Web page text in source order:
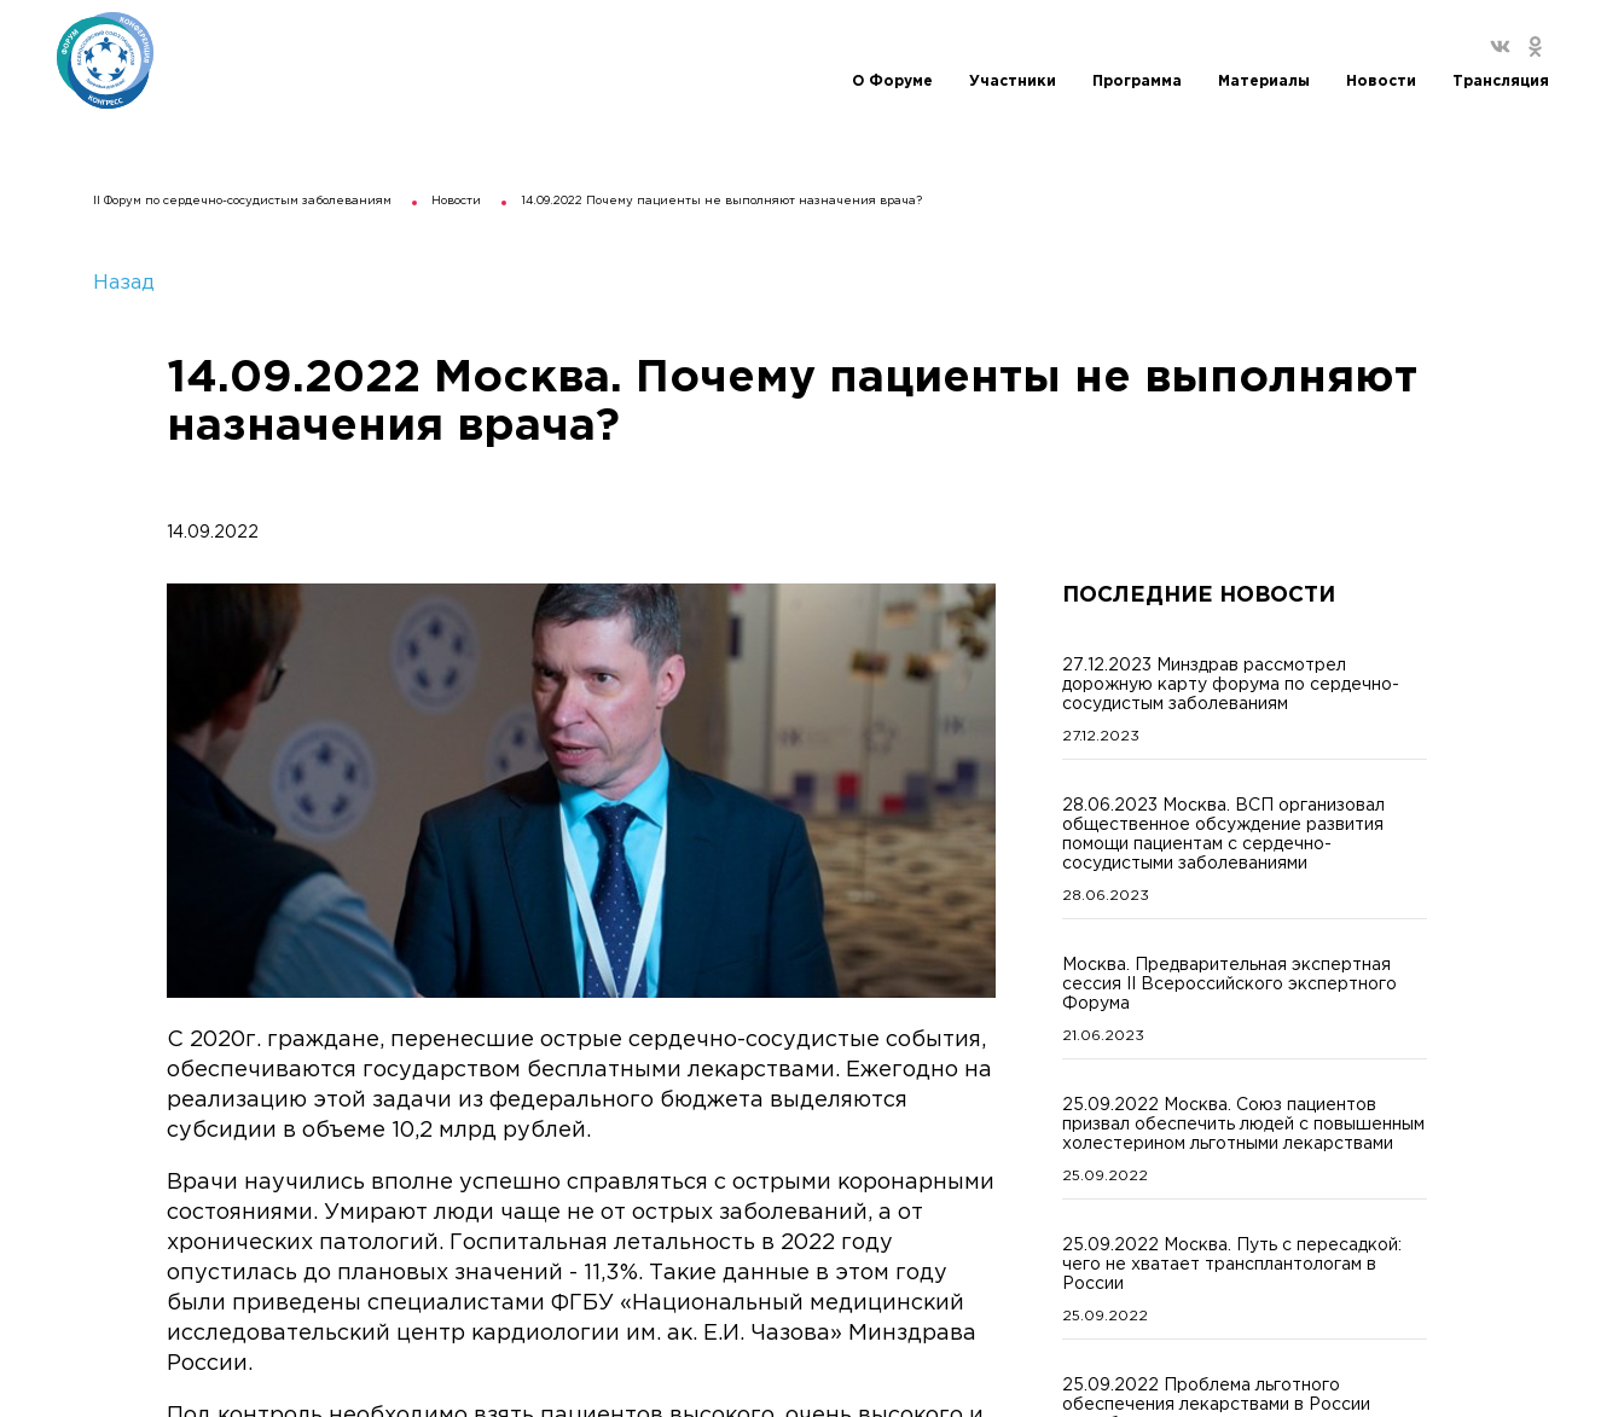
О Форуме Участники Программа Материалы Новости Трансляция
II Форум по сердечно-сосудистым заболеваниям Новости 14.09.2022 Почему пациенты не выполняют назначения врача?
Назад
14.09.2022 Москва. Почему пациенты не выполняют
назначения врача?
14.09.2022
С 2020г. граждане, перенесшие острые сердечно-сосудистые события,
обеспечиваются государством бесплатными лекарствами. Ежегодно на
реализацию этой задачи из федерального бюджета выделяются
субсидии в объеме 10,2 млрд рублей.
Врачи научились вполне успешно справляться с острыми коронарными
состояниями. Умирают люди чаще не от острых заболеваний, а от
хронических патологий. Госпитальная летальность в 2022 году
опустилась до плановых значений - 11,3%. Такие данные в этом году
были приведены специалистами ФГБУ «Национальный медицинский
исследовательский центр кардиологии им. ак. Е.И. Чазова» Минздрава
России.
ПОСЛЕДНИЕ НОВОСТИ
27.12.2023 Минздрав рассмотрел
дорожную карту форума по сердечно-
сосудистым заболеваниям
27.12.2023
28.06.2023 Москва. ВСП организовал
общественное обсуждение развития
помощи пациентам с сердечно-
сосудистыми заболеваниями
28.06.2023
Москва. Предварительная экспертная
сессия II Всероссийского экспертного
Форума
21.06.2023
25.09.2022 Москва. Союз пациентов
призвал обеспечить людей с повышенным
холестерином льготными лекарствами
25.09.2022
25.09.2022 Москва. Путь с пересадкой:
чего не хватает трансплантологам в
России
25.09.2022
25.09.2022 Проблема льготного
обеспечения лекарствами в России